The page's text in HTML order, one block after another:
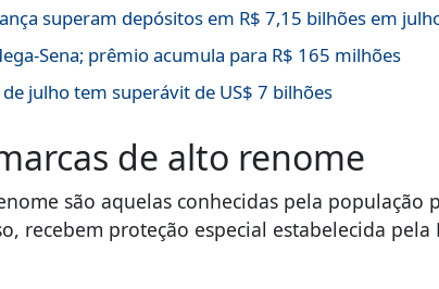
superam depósitos em R$ 7,15 bilhões em
Sena; prêmio acumula para R$ 165 milhões
julho tem superávit de US$ 7 bilhões
de alto renome
são aquelas conhecidas pela
recebem proteção especial estabelecida